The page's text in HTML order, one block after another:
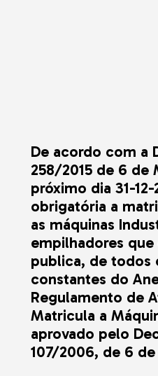
De acordo com a
258/2015 de 6 de
próximo dia 31-12-
obrigatória a
as máquinas
empilhadores
publica, de todos
constantes do
Regulamento de
Matricula a
aprovado pelo
107/2006, de 6